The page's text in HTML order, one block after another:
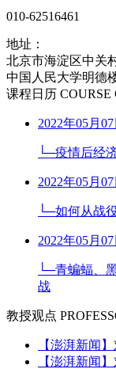
010-62516461
地址：
北京市海淀区中关
中国人民大学明德
课程日历
2022年05月07
└─疫情后经
2022年05月07
└─如何从战
2022年05月07
└─青蝙蝠、
战
教授观点
【澎湃新闻
【澎湃新闻